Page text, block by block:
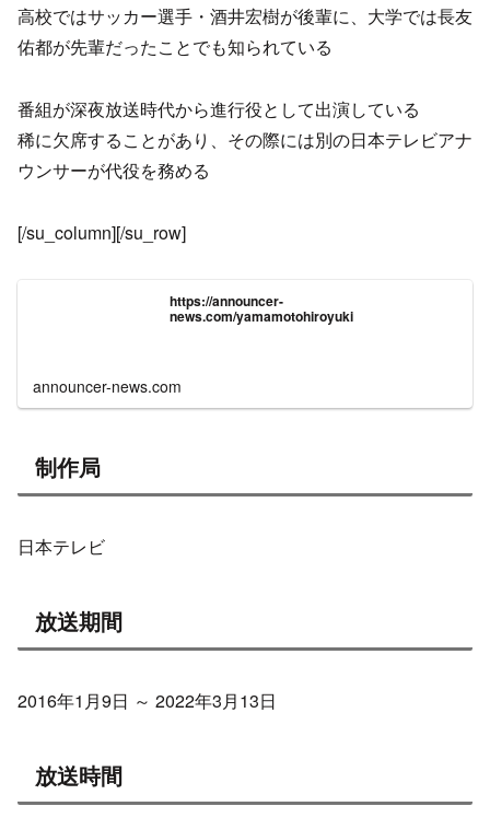
高校ではサッカー選手・酒井宏樹が後輩に、大学では長友
佑都が先輩だったことでも知られている
番組が深夜放送時代から進行役として出演している
稀に欠席することがあり、その際には別の日本テレビアナ
ウンサーが代役を務める
[/su_column][/su_row]
https://announcer-
news.com/yamamotohiroyuki
announcer-news.com
制作局
日本テレビ
放送期間
2016年1月9日 ～ 2022年3月13日
放送時間